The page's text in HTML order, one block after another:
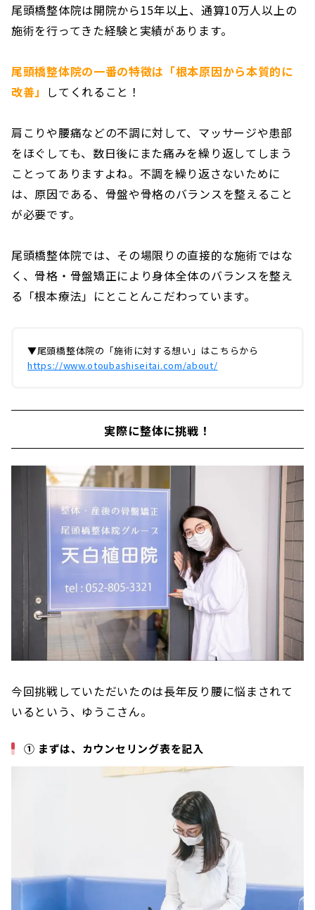
尾頭橋整体院は開院から15年以上、通算10万人以上の
施術を行ってきた経験と実績があります。
尾頭橋整体院の一番の特徴は「根本原因から本質的に
改善」 してくれること！
肩こりや腰痛などの不調に対して、マッサージや患部
をほぐしても、数日後にまた痛みを繰り返してしまう
ことってありますよね。不調を繰り返さないために
は、原因である、骨盤や骨格のバランスを整えること
が必要です。
尾頭橋整体院では、その場限りの直接的な施術ではな
く、骨格・骨盤矯正により身体全体のバランスを整え
る「根本療法」にとことんこだわっています。
▼尾頭橋整体院の「施術に対する想い」はこちらから
https://www.otoubashiseitai.com/about/
実際に整体に挑戦！
今回挑戦していただいたのは長年反り腰に悩まされて
いるという、ゆうこさん。
① まずは、カウンセリング表を記入